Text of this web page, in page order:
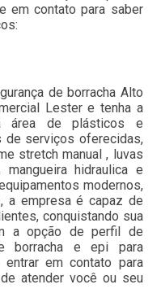
em contato para saber
de borracha Alto
Lester e tenha a
área de plásticos e
de serviços oferecidas,
stretch manual , luvas
mangueira hidraulica e
modernos,
a empresa é capaz de
conquistando sua
a opção de perfil de
borracha e epi para
em contato para
atender você ou seu